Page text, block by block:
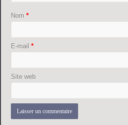
Nom*
E-mail*
Site web